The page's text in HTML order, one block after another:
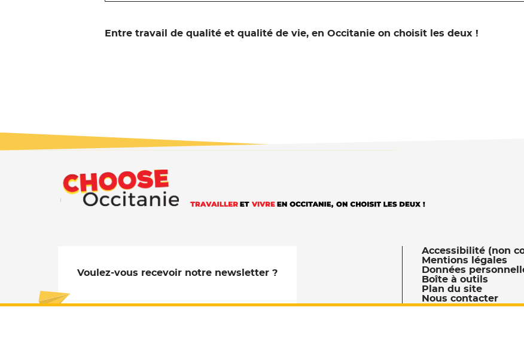
Entre travail de qualité et qualité de vie, en Occitanie on choisit les deux !
Voulez-vous recevoir notre newsletter ?
Accessibilité (non
Mentions légales
Données
Boîte à outils
Plan du site
Nous contacter